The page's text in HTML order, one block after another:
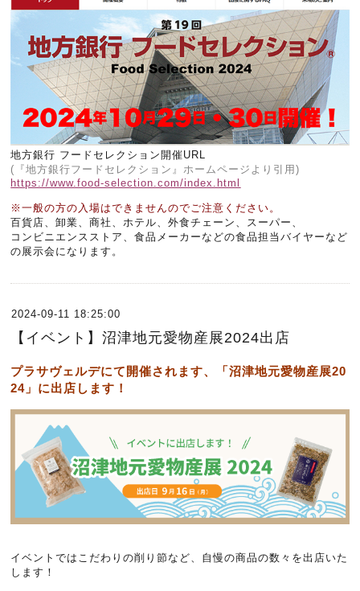
地方銀行 フードセレクション開催URL
(『地方銀行フードセレクション』ホームページより引用)
https://www.food-selection.com/index.html
※一般の方の入場はできませんのでご注意ください。
百貨店、卸業、商社、ホテル、外食チェーン、スーパー、
コンビニエンスストア、食品メーカーなどの食品担当バイヤーなど
の展示会になります。
2024-09-11 18:25:00
【イベント】沼津地元愛物産展2024出店
プラサヴェルデにて開催されます、「沼津地元愛物産展20
24」に出店します！
イベントではこだわりの削り節など、自慢の商品の数々を出店いた
します！